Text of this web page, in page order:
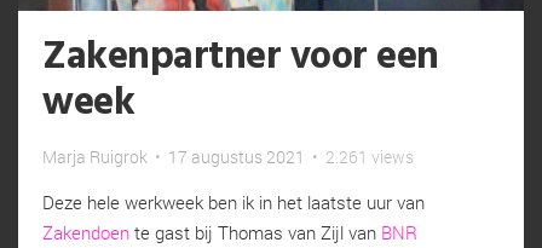
Zakenpartner voor een
week
Marja Ruigrok • 17 augustus 2021 • 2.261 views
Deze hele werkweek ben ik in het laatste uur van
Zakendoen te gast bij Thomas van Zijl van BNR